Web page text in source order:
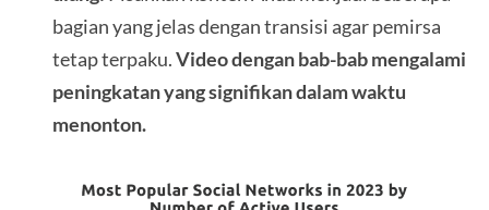
bagian yang jelas dengan transisi agar pemirsa
tetap terpaku.Video dengan bab-bab mengalami
peningkatan yang signifikan dalam waktu
menonton.